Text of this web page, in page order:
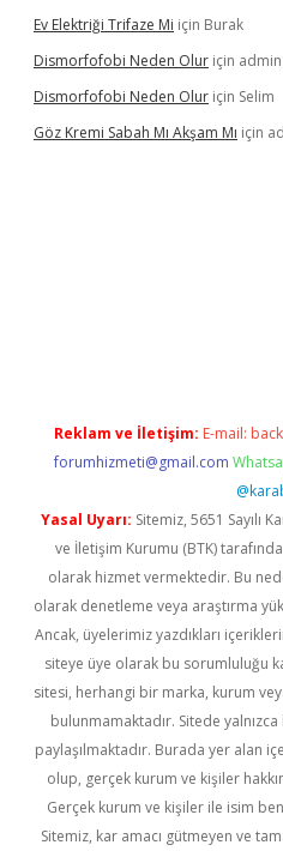
Ev Elektriği Trifaze Mi için Burak
Dismorfofobi Neden Olur için admin
Dismorfofobi Neden Olur için Selim
Göz Kremi Sabah Mı Akşam Mı için
Reklam ve İletişim: E-mail:
forumhizmeti@gmail.com
Yasal Uyarı: Sitemiz, 5651 Sayılı
ve İletişim Kurumu (BTK)
olarak hizmet vermektedir. Bu
olarak denetleme veya araştırma
Ancak, üyelerimiz yazdıkları
siteye üye olarak bu sorumluluğu
sitesi, herhangi bir marka, kurum
bulunmamaktadır. Sitede yalnızca
paylaşılmaktadır. Burada yer alan
olup, gerçek kurum ve kişiler
Gerçek kurum ve kişiler ile isim
Sitemiz, kar amacı gütmeyen ve